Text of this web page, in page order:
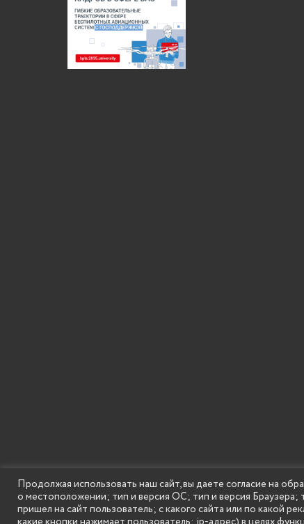
MENU
Продолжая использовать наш сайт, вы даете согласие на
о местоположении; тип и версия ОС; тип и версия Браузера;
пришел на сайт пользователь; с какого сайта или по какой